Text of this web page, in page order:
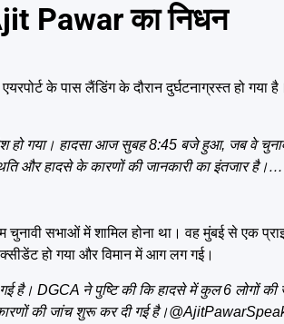
Pawar का निधन
के पास लैंडिंग के दौरान दुर्घटनाग्रस्त हो
हो गया। हादसा आज सुबह 8:45 बजे हुआ, जब वे
और हादसे के कारणों की जानकारी का इंतजार है।…
सभाओं में शामिल होना था। वह मुंबई से एक
हो गया और विमान में आग लग गई।
गई है। DGCA ने पुष्टि की कि हादसे में कुल 6 लोगों
की जांच शुरू कर दी गई है।